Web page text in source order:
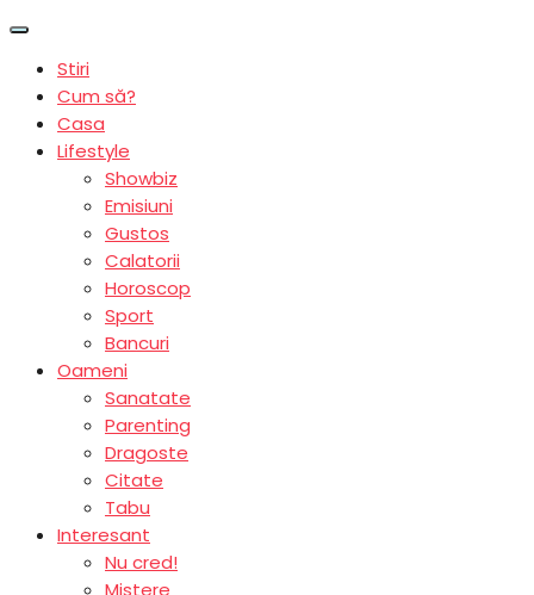
Stiri
Cum să?
Casa
Lifestyle
Showbiz
Emisiuni
Gustos
Calatorii
Horoscop
Sport
Bancuri
Oameni
Sanatate
Parenting
Dragoste
Citate
Tabu
Interesant
Nu cred!
Mistere